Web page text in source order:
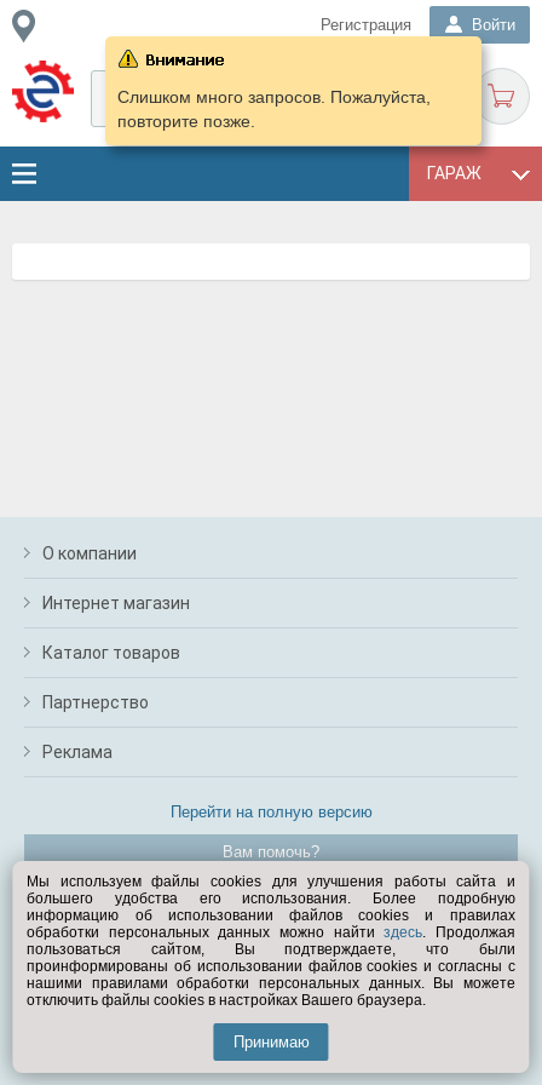
Регистрация Войти
ГАРАЖ
Слишком много запросов. Пожалуйста,
повторите позже.
О компании
Интернет магазин
Каталог товаров
Партнерство
Реклама
Перейти на полную версию
Вам помочь?
© Exist.ru 1998—2026
Мы используем файлы cookies для улучшения работы сайта и
большего удобства его использования. Более подробную
информацию об использовании файлов cookies и правилах
обработки персональных данных можно найтиздесь. Продолжая
пользоваться сайтом, Вы подтверждаете, что были
проинформированы об использовании файлов cookies и согласны с
нашими правилами обработки персональных данных. Вы можете
отключить файлы cookies в настройках Вашего браузера.
Принимаю